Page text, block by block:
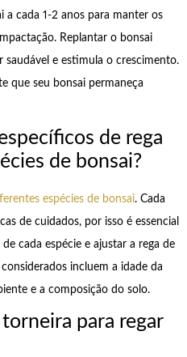
a cada 1-2 anos para manter os
Replantar o bonsai
saudável e estimula o crescimento.
que seu bonsai permaneça
de rega
de bonsai?
espécies de bonsai. Cada
de cuidados, por isso é essencial
cada espécie e ajustar a rega de
incluem a idade da
e a composição do solo.
torneira para regar